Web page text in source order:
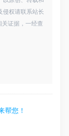
侵权请联系站长
关证据，一经查
帮您！